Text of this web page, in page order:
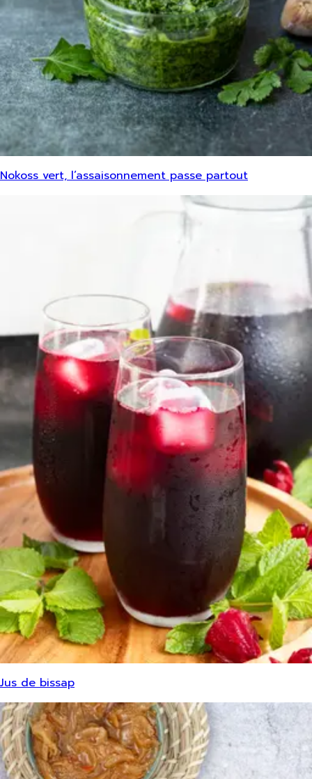
Nokoss vert, l’assaisonnement passe partout
Jus de bissap